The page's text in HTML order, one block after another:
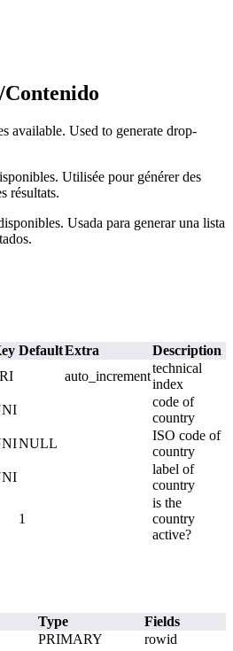
available. Used to generate drop-
Utilisée pour générer des
résultats.
Usada para generar una lista
DefaultExtra
Description
auto_increment
technical
index
code of
country
NULL
ISO code of
country
label of
country
1
is the
country
active?
Type
Fields
PRIMARY
rowid